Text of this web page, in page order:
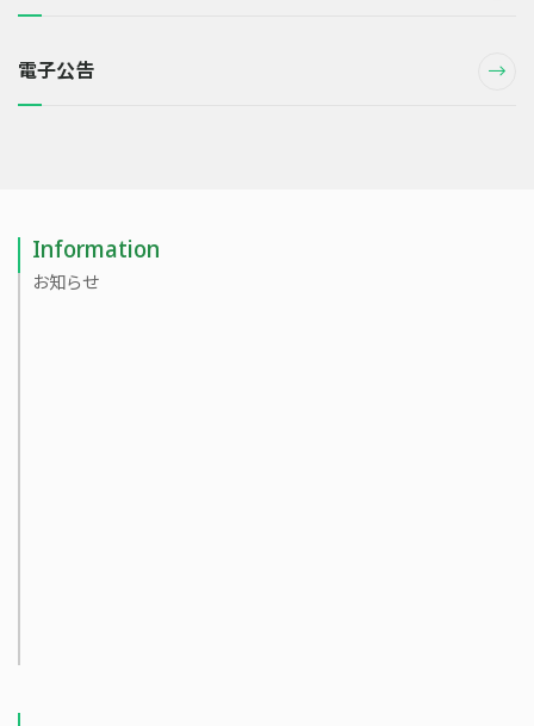
電子公告
Information
お知らせ